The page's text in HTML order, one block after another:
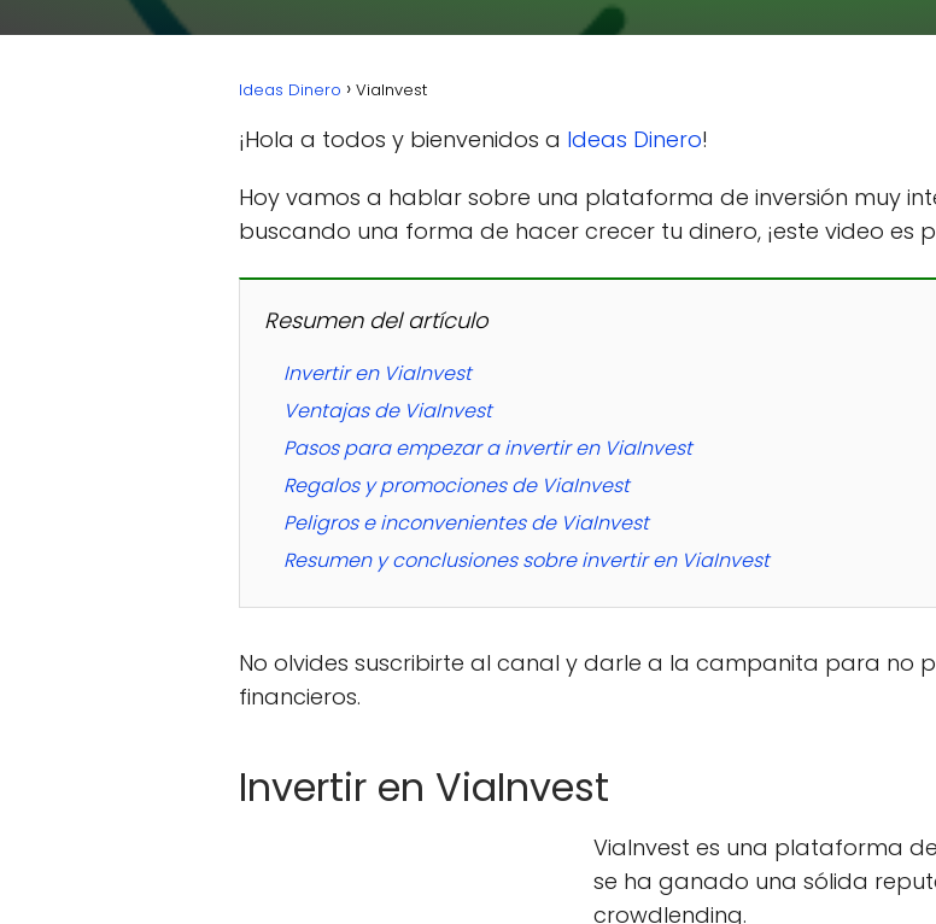
Ideas Dinero ViaInvest
¡Hola a todos y bienvenidos a Ideas Dinero!
Hoy vamos a hablar sobre una plataforma de inversión muy
buscando una forma de hacer crecer tu dinero, ¡este video es
Resumen del artículo
Invertir en ViaInvest
Ventajas de ViaInvest
Pasos para empezar a invertir en ViaInvest
Regalos y promociones de ViaInvest
Peligros e inconvenientes de ViaInvest
Resumen y conclusiones sobre invertir en ViaInvest
No olvides suscribirte al canal y darle a la campanita para no
financieros.
Invertir en ViaInvest
ViaInvest es una plataforma
se ha ganado una sólida
crowdlending.